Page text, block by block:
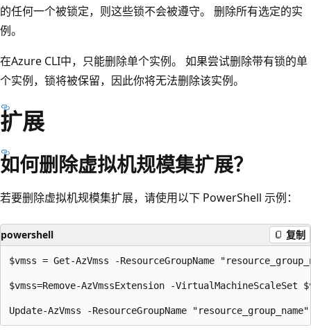
的任何一个被锁定，则这些锁不会被遵守。 删除所有选定的实
例。
在Azure CLI中，只能删除单个实例。 如果尝试删除带有锁的单
个实例，锁将被保留，因此你将无法删除该实例。
扩展
如何删除虚拟机规模集扩展？
若要删除虚拟机规模集扩展，请使用以下 PowerShell 示例：
powershell 复制
$vmss = Get-AzVmss -ResourceGroupName
$vmss=Remove-AzVmssExtension -VirtualMachineScaleSet